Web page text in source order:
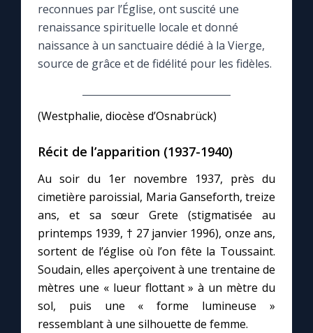
Le compte Tiktok
Le magazine
Questions-réponses
Prier au quotidien
Avec Thérèse de Lisieux
L'Évangile chaque jour
Les premiers samedis du mois
reconnues par l’Église, ont suscité une
renaissance spirituelle locale et donné
naissance à un sanctuaire dédié à la Vierge,
source de grâce et de fidélité pour les fidèles.
(Westphalie, diocèse d’Osnabrück)
Récit de l’apparition (1937-1940)
Au soir du 1er novembre 1937, près du
cimetière paroissial, Maria Ganseforth, treize
ans, et sa sœur Grete (stigmatisée au
printemps 1939, † 27 janvier 1996), onze ans,
sortent de l’église où l’on fête la Toussaint.
Soudain, elles aperçoivent à une trentaine de
mètres une « lueur flottant » à un mètre du
sol, puis une « forme lumineuse »
ressemblant à une silhouette de femme.